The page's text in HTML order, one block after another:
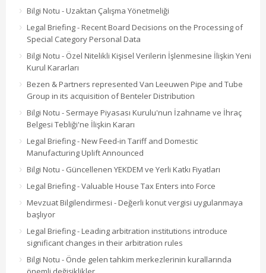
Bilgi Notu - Uzaktan Çalışma Yönetmeliği
Legal Briefing - Recent Board Decisions on the Processing of
Special Category Personal Data
Bilgi Notu - Özel Nitelikli Kişisel Verilerin İşlenmesine İlişkin Yeni
Kurul Kararları
Bezen & Partners represented Van Leeuwen Pipe and Tube
Group in its acquisition of Benteler Distribution
Bilgi Notu - Sermaye Piyasası Kurulu'nun İzahname ve İhraç
Belgesi Tebliği'ne İlişkin Kararı
Legal Briefing - New Feed-in Tariff and Domestic
Manufacturing Uplift Announced
Bilgi Notu - Güncellenen YEKDEM ve Yerli Katkı Fiyatları
Legal Briefing - Valuable House Tax Enters into Force
Mevzuat Bilgilendirmesi - Değerli konut vergisi uygulanmaya
başlıyor
Legal Briefing - Leading arbitration institutions introduce
significant changes in their arbitration rules
Bilgi Notu - Önde gelen tahkim merkezlerinin kurallarında